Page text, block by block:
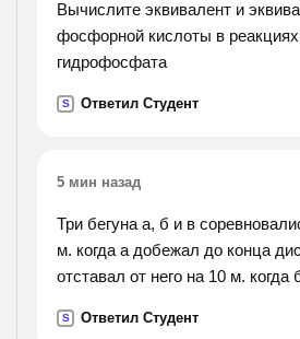
Вычислите эквивалент и
фосфорной кислоты в
гидрофосфата
S Ответил Студент
5 мин назад
Три бегуна а, б и в
м. когда а добежал до конца
отставал от него на 10 м.
метров отставал в от а, когда а
S Ответил Студент